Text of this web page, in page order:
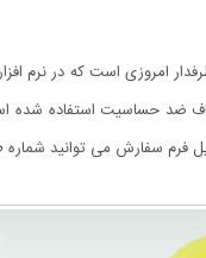
سفارش می توانید شماره